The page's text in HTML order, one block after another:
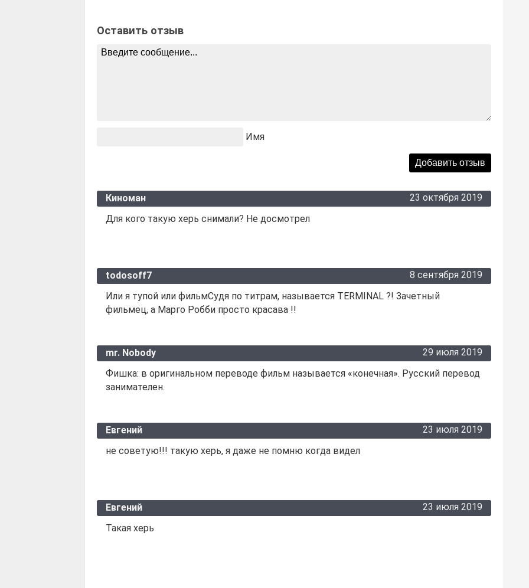
Оставить отзыв
Имя
Киноман
23 октября 2019
Для кого такую херь снимали? Не досмотрел
todosoff7
8 сентября 2019
Или я тупой или фильмСудя по титрам, называется TERMINAL ?! Зачетный
фильмец, а Марго Робби просто красава !!
mr. Nobody
29 июля 2019
Фишка: в оригинальном переводе фильм называется «конечная». Русский перевод
занимателен.
Евгений
23 июля 2019
не советую!!! такую херь, я даже не помню когда видел
Евгений
23 июля 2019
Такая херь